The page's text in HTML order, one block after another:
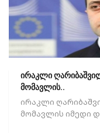
ირაკლი
მომავლის..
ირაკლი
მომავლის იმედი